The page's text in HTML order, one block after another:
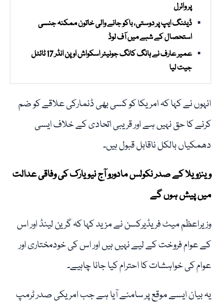
پر وائرل
ڈیٹنگ ایپ پر دوستی، باکو جانے والی خاتون ممکنہ جنسی
استحصال کے شبے میں آف لوڈ
عمیر عارف نے ہانگ کانگ جونیئر اسکواش اوپن انڈر 17 ٹائٹل
جیت لیا
انہوں نے کہا کہ امریکا کو کسی بھی ڈنمارکی علاقے کو ضم
کرنے کا حق نہیں ہے اور قریبی اتحادی کے خلاف ایسی
دھمکیاں بالکل ناقابل قبول ہیں۔
وینزویلا کے صدر نکولس مادورو آج نیویارک کی وفاقی عدالت
میں پیش ہوں گے
وزیراعظم میٹ فریڈیرکسن نے مزید کہا کہ گرین لینڈ اور اس
کے عوام فروخت کے لیے نہیں ہیں اور اس کی خودمختاری اور
عوام کی خواہشات کا احترام کیا جانا چاہیے۔
یہ بیان ایسے موقع پر سامنے آیا ہے جب امریکی صدر ٹرمپ